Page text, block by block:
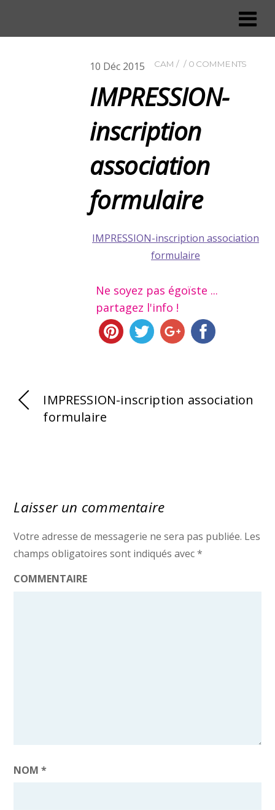
10 Déc 2015 CAM 0 COMMENTS
IMPRESSION-
inscription
association
formulaire
IMPRESSION-inscription association
formulaire
Ne soyez pas égoïste ...
partagez l'info !
IMPRESSION-inscription association
formulaire
Laisser un commentaire
Votre adresse de messagerie ne sera pas publiée. Les
champs obligatoires sont indiqués avec*
COMMENTAIRE
NOM*